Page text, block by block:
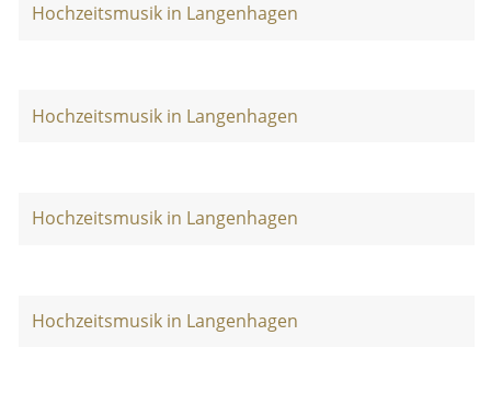
Hochzeitsmusik in Langenhagen
Hochzeitsmusik in Langenhagen
Hochzeitsmusik in Langenhagen
Hochzeitsmusik in Langenhagen